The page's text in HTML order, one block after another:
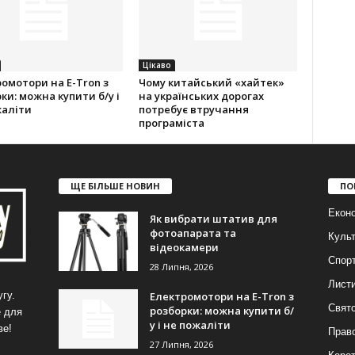
на E-Tron з
можна купити б/у і
Цікаво
Чому китайський «хайтек»
на українських дорогах
потребує втручання
програміста
для
ЩЕ БІЛЬШЕ НОВИН
Як вибрати штатив для
фотоапарата та
відеокамери
28 Липня, 2026
Електромотори на E-Tron з
розборки: можна купити б/
у і не пожаліти
27 Липня, 2026